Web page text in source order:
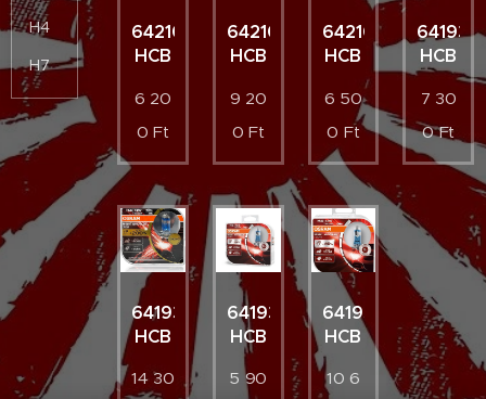
H4
H7
64210ULT-
HCB
6 20
0 Ft
64210CBN-
HCB
9 20
0 Ft
64210NBS-
HCB
6 50
0 Ft
HCB
7 30
0Ft
64193NB200-
HCB
14 30
64193NBS-
HCB
5 90
64193NL-
HCB
10 6